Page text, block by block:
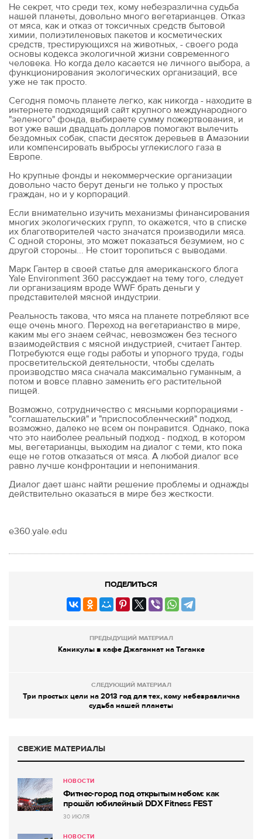
Не секрет, что среди тех, кому небезразлична судьба
нашей планеты, довольно много вегетарианцев. Отказ
от мяса, как и отказ от токсичных средств бытовой
химии, полиэтиленовых пакетов и косметических
средств, трестирующихся на животных, - своего рода
основы кодекса экологичной жизни современного
человека. Но когда дело касается не личного выбора, а
функционирования экологических организаций, все
уже не так просто.
Сегодня помочь планете легко, как никогда - находите в
интернете подходящий сайт крупного международного
"зеленого" фонда, выбираете сумму пожертвования, и
вот уже ваши двадцать долларов помогают вылечить
бездомных собак, спасти десяток деревьев в Амазонии
или компенсировать выбросы углекислого газа в
Европе.
Но крупные фонды и некоммерческие организации
довольно часто берут деньги не только у простых
граждан, но и у корпораций.
Если внимательно изучить механизмы финансирования
многих экологических групп, то окажется, что в списке
их благотворителей часто значатся производили мяса.
С одной стороны, это может показаться безумием, но с
другой стороны... Не стоит торопиться с выводами.
Марк Гантер в своей статье для американского блога
Yale Environment 360 рассуждает на тему того, следует
ли организациям вроде WWF брать деньги у
представителей мясной индустрии.
Реальность такова, что мяса на планете потребляют все
еще очень много. Переход на вегетарианство в мире,
каким мы его знаем сейчас, невозможен без тесного
взаимодействия с мясной индустрией, считает Гантер.
Потребуются еще годы работы и упорного труда, годы
просветительской деятельности, чтобы сделать
производство мяса сначала максимально гуманным, а
потом и вовсе плавно заменить его растительной
пищей.
Возможно, сотрудничество с мясными корпорациями -
"соглашательский" и "приспособленческий" подход,
возможно, далеко не всем он понравится. Однако, пока
что это наиболее реальный подход - подход, в котором
мы, вегетарианцы, выходим на диалог с теми, кто пока
еще не готов отказаться от мяса. А любой диалог все
равно лучше конфронтации и непонимания.
Диалог дает шанс найти решение проблемы и однажды
действительно оказаться в мире без жесткости.
e360.yale.edu
ПОДЕЛИТЬСЯ
ПРЕДЫДУЩИЙ МАТЕРИАЛ
Каникулы в кафе Джаганнат на Таганке
СЛЕДУЮЩИЙ МАТЕРИАЛ
Три простых цели на 2013 год для тех, кому небезразлична
судьба нашей планеты
СВЕЖИЕ МАТЕРИАЛЫ
НОВОСТИ
Фитнес-город под открытым небом: как
прошёл юбилейный DDX Fitness FEST
30 ИЮЛЯ
НОВОСТИ